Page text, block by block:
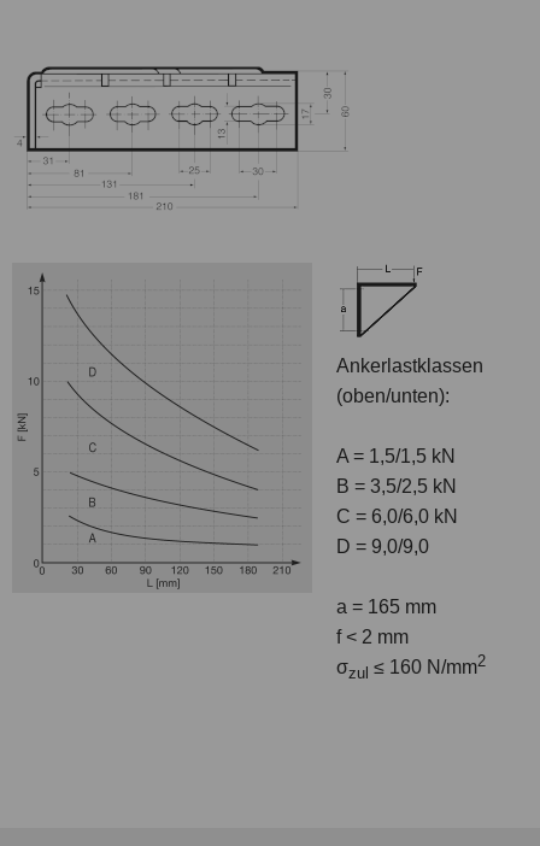
Ankerlastklassen
(oben/unten):
A = 1,5/1,5 kN
B = 3,5/2,5 kN
C = 6,0/6,0 kN
D = 9,0/9,0
a = 165 mm
f < 2 mm
σzul ≤ 160 N/mm2